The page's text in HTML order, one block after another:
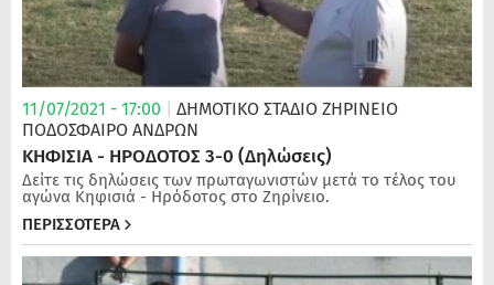
11/07/2021 - 17:00
ΔΗΜΟΤΙΚΟ ΣΤΑΔΙΟ ΖΗΡΙΝΕΙΟ
ΠΟΔΌΣΦΑΙΡΟ ΑΝΔΡΏΝ
ΚΗΦΙΣΙΑ - ΗΡΟΔΟΤΟΣ 3-0 (Δηλώσεις)
Δείτε τις δηλώσεις των πρωταγωνιστών μετά το τέλος του
αγώνα Κηφισιά - Ηρόδοτος στο Ζηρίνειο.
ΠΕΡΙΣΣΟΤΕΡΑ